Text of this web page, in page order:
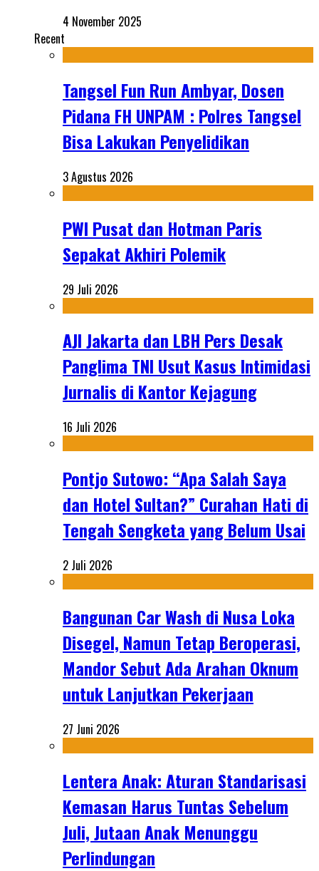
4 November 2025
Recent
Tangsel Fun Run Ambyar, Dosen
Pidana FH UNPAM : Polres Tangsel
Bisa Lakukan Penyelidikan
3 Agustus 2026
PWI Pusat dan Hotman Paris
Sepakat Akhiri Polemik
29 Juli 2026
AJI Jakarta dan LBH Pers Desak
Panglima TNI Usut Kasus Intimidasi
Jurnalis di Kantor Kejagung
16 Juli 2026
Pontjo Sutowo: “Apa Salah Saya
dan Hotel Sultan?” Curahan Hati di
Tengah Sengketa yang Belum Usai
2 Juli 2026
Bangunan Car Wash di Nusa Loka
Disegel, Namun Tetap Beroperasi,
Mandor Sebut Ada Arahan Oknum
untuk Lanjutkan Pekerjaan
27 Juni 2026
Lentera Anak: Aturan Standarisasi
Kemasan Harus Tuntas Sebelum
Juli, Jutaan Anak Menunggu
Perlindungan